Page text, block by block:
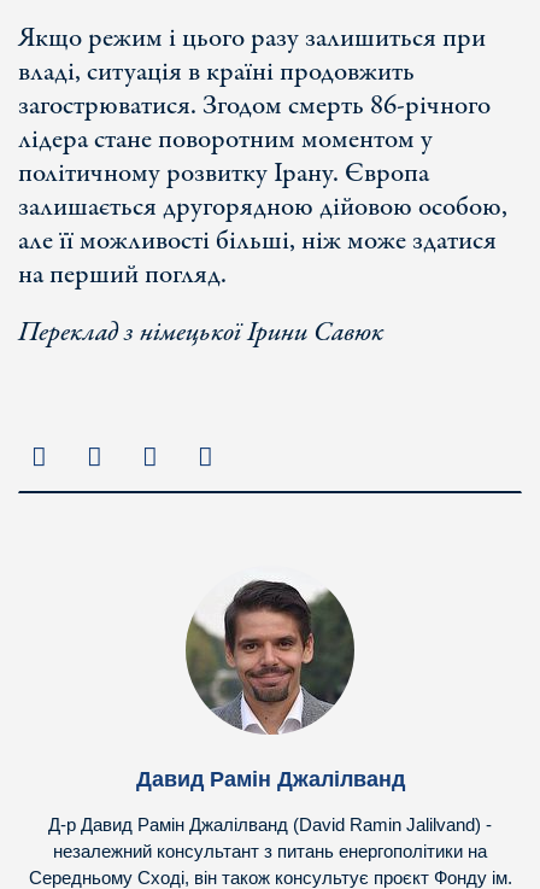
Якщо режим і цього разу залишиться при
владі, ситуація в країні продовжить
загострюватися. Згодом смерть 86-річного
лідера стане поворотним моментом у
політичному розвитку Ірану. Європа
залишається другорядною дійовою особою,
але її можливості більші, ніж може здатися
на перший погляд.
Переклад з німецької Ірини Савюк
Давид Рамін Джалілванд
Д-р Давид Рамін Джалілванд (David Ramin Jalilvand) -
незалежний консультант з питань енергополітики на
Середньому Сході, він також консультує проєкт Фонду ім.